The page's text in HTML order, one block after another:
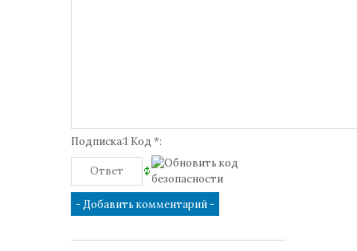
Подписка:1 Код *: